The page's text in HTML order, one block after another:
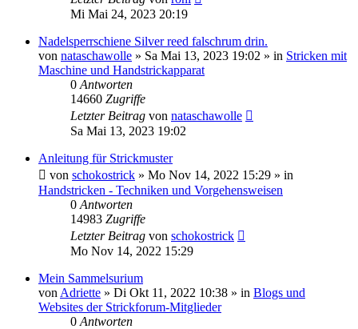
Mi Mai 24, 2023 20:19
Nadelsperrschiene Silver reed falschrum drin.
von nataschawolle » Sa Mai 13, 2023 19:02 » in Stricken mit
Maschine und Handstrickapparat
0 Antworten
14660 Zugriffe
Letzter Beitrag von nataschawolle
Sa Mai 13, 2023 19:02
Anleitung für Strickmuster
von schokostrick » Mo Nov 14, 2022 15:29 » in
Handstricken - Techniken und Vorgehensweisen
0 Antworten
14983 Zugriffe
Letzter Beitrag von schokostrick
Mo Nov 14, 2022 15:29
Mein Sammelsurium
von Adriette » Di Okt 11, 2022 10:38 » in Blogs und
Websites der Strickforum-Mitglieder
0 Antworten